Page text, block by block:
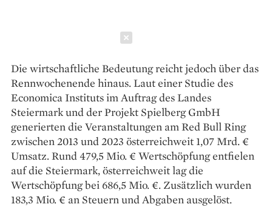
Die wirtschaftliche Bedeutung reicht jedoch über das
Rennwochenende hinaus. Laut einer Studie des
Economica Instituts im Auftrag des Landes
Steiermark und der Projekt Spielberg GmbH
generierten die Veranstaltungen am Red Bull Ring
zwischen 2013 und 2023 österreichweit 1,07 Mrd. €
Umsatz. Rund 479,5 Mio. € Wertschöpfung entfielen
auf die Steiermark, österreichweit lag die
Wertschöpfung bei 686,5 Mio. €. Zusätzlich wurden
183,3 Mio. € an Steuern und Abgaben ausgelöst.